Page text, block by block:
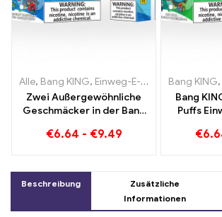
Alle, Bang KING, Einweg-E-Zigaretten Litauen
Zwei Außergewöhnliche
Geschmäcker in der Bang
Zigarette Blueberry
€6.64 - €9.49
Bang KING,
Bang
Puffs
€
Beschreibung
Zusätzliche
Informationen